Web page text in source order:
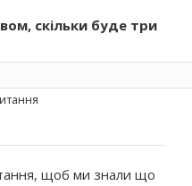
скільки буде три
щоб ми знали що